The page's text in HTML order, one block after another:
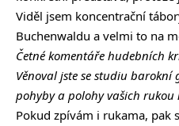
Viděl jsem koncentrační
Buchenwaldu a velmi to na
Četné komentáře hudebních
Věnoval jste se studiu barokní
pohyby a polohy vašich rukou
Pokud zpívám i rukama, pak